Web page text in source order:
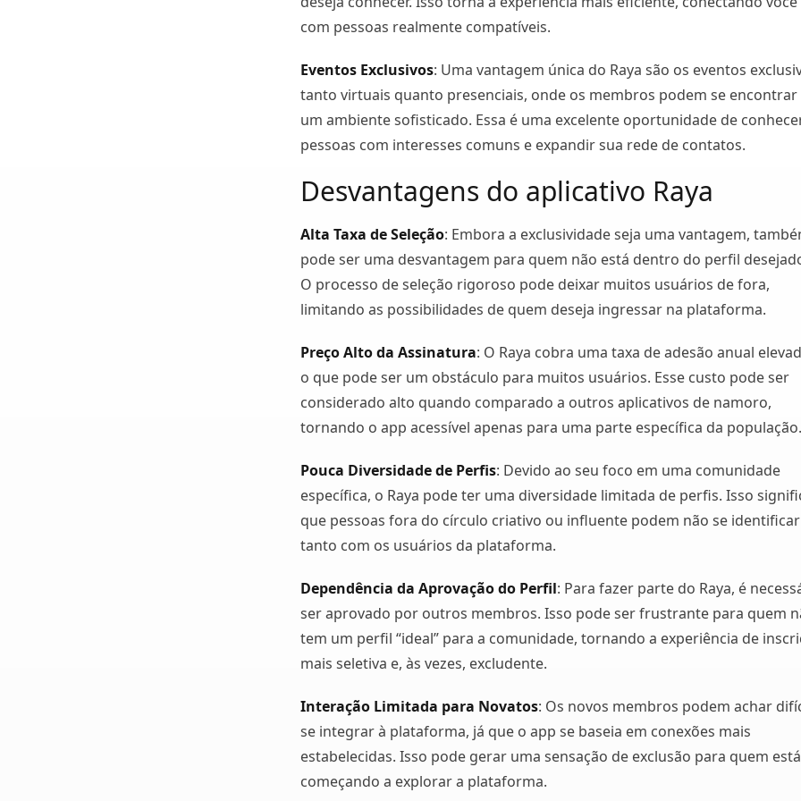
com pessoas realmente compatíveis.
Eventos Exclusivos: Uma vantagem única do Raya são os eventos
tanto virtuais quanto presenciais, onde os membros podem se encontrar
um ambiente sofisticado. Essa é uma excelente oportunidade de
pessoas com interesses comuns e expandir sua rede de contatos.
Desvantagens do aplicativo Raya
Alta Taxa de Seleção: Embora a exclusividade seja uma vantagem,
pode ser uma desvantagem para quem não está dentro do perfil
O processo de seleção rigoroso pode deixar muitos usuários de fora,
limitando as possibilidades de quem deseja ingressar na plataforma.
Preço Alto da Assinatura: O Raya cobra uma taxa de adesão anual
o que pode ser um obstáculo para muitos usuários. Esse custo pode ser
considerado alto quando comparado a outros aplicativos de namoro,
tornando o app acessível apenas para uma parte específica da população.
Pouca Diversidade de Perfis: Devido ao seu foco em uma comunidade
específica, o Raya pode ter uma diversidade limitada de perfis. Isso
que pessoas fora do círculo criativo ou influente podem não se identificar
tanto com os usuários da plataforma.
Dependência da Aprovação do Perfil: Para fazer parte do Raya, é
ser aprovado por outros membros. Isso pode ser frustrante para quem
tem um perfil “ideal” para a comunidade, tornando a experiência de
mais seletiva e, às vezes, excludente.
Interação Limitada para Novatos: Os novos membros podem achar
se integrar à plataforma, já que o app se baseia em conexões mais
estabelecidas. Isso pode gerar uma sensação de exclusão para quem está
começando a explorar a plataforma.